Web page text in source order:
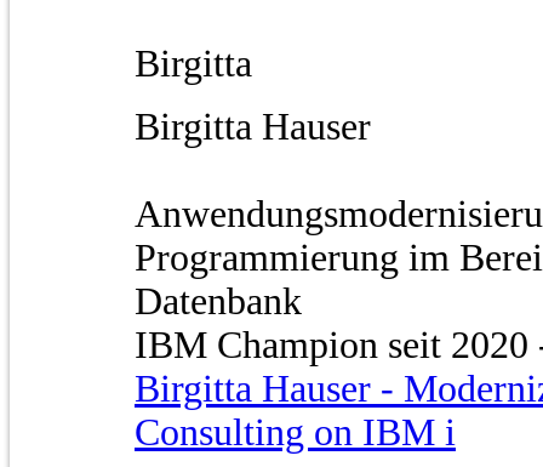
Birgitta
Birgitta Hauser
Programmierung im
Datenbank
IBM Champion seit 2020
Birgitta Hauser -
Consulting on IBM i